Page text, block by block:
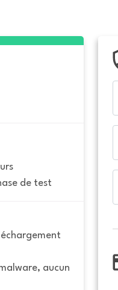
de test
aucun